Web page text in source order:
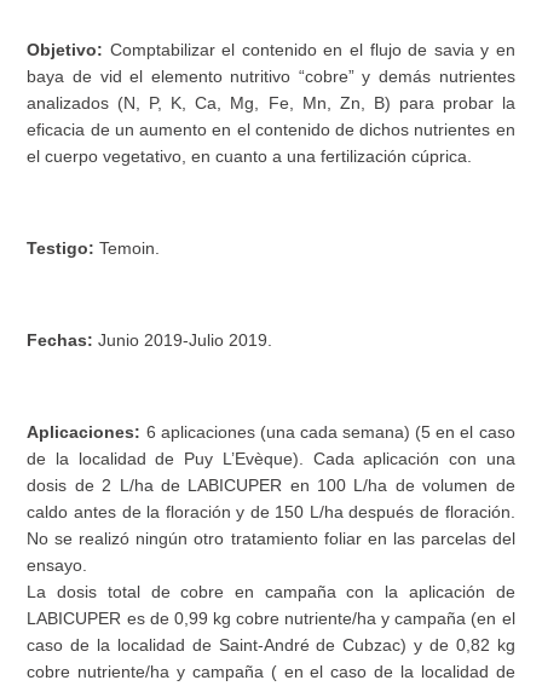
Objetivo: Comptabilizar el contenido en el flujo de savia y en
baya de vid el elemento nutritivo “cobre” y demás nutrientes
analizados (N, P, K, Ca, Mg, Fe, Mn, Zn, B) para probar la
eficacia de un aumento en el contenido de dichos nutrientes en
el cuerpo vegetativo, en cuanto a una fertilización cúprica.
Testigo: Temoin.
Fechas: Junio 2019-Julio 2019.
Aplicaciones: 6 aplicaciones (una cada semana) (5 en el caso
de la localidad de Puy L’Evèque). Cada aplicación con una
dosis de 2 L/ha de LABICUPER en 100 L/ha de volumen de
caldo antes de la floración y de 150 L/ha después de floración.
No se realizó ningún otro tratamiento foliar en las parcelas del
ensayo.
La dosis total de cobre en campaña con la aplicación de
LABICUPER es de 0,99 kg cobre nutriente/ha y campaña (en el
caso de la localidad de Saint-André de Cubzac) y de 0,82 kg
cobre nutriente/ha y campaña ( en el caso de la localidad de